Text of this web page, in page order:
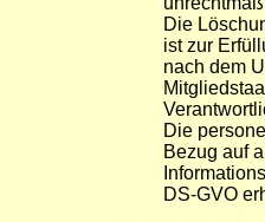
Die
ist zur
nach dem
Die
Bezug auf
DS-GVO